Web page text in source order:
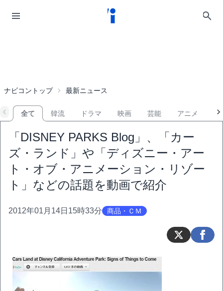
ナビコントップ 最新ニュース
全て 韓流 ドラマ 映画 芸能 アニメ
「DISNEY PARKS Blog」、「カー
ズ・ランド」や「ディズニー・アー
ト・オブ・アニメーション・リゾー
ト」などの話題を動画で紹介
2012年01月14日15時33分 商品・ＣＭ